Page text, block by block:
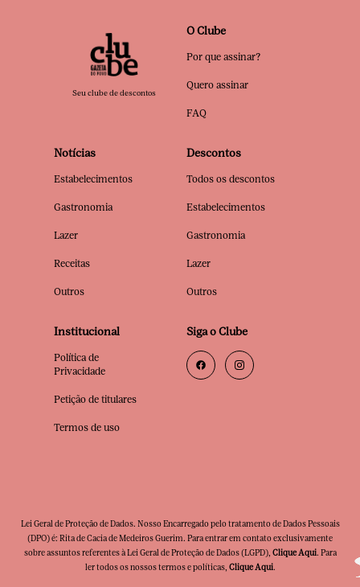
Seu clube de descontos
O Clube
Por que assinar?
Quero assinar
FAQ
Notícias
Estabelecimentos
Gastronomia
Lazer
Receitas
Outros
Descontos
Todos os descontos
Estabelecimentos
Gastronomia
Lazer
Outros
Institucional
Política de
Privacidade
Petição de titulares
Termos de uso
Siga o Clube
Lei Geral de Proteção de Dados. Nosso Encarregado pelo tratamento de Dados Pessoais
(DPO) é: Rita de Cacia de Medeiros Guerim. Para entrar em contato exclusivamente
sobre assuntos referentes à Lei Geral de Proteção de Dados (LGPD), Clique Aqui. Para
ler todos os nossos termos e políticas, Clique Aqui.